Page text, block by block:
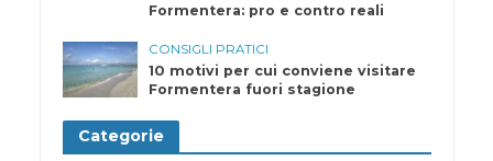
Formentera: pro e contro reali
CONSIGLI PRATICI
10 motivi per cui conviene visitare
Formentera fuori stagione
Categorie